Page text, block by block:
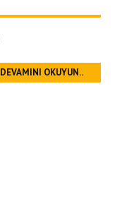
DEVAMINI OKUYUN..